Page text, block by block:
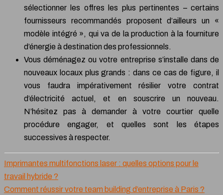
sélectionner les offres les plus pertinentes – certains
fournisseurs recommandés proposent d’ailleurs un «
modèle intégré », qui va de la production à la fourniture
d’énergie à destination des professionnels.
Vous déménagez ou votre entreprise s’installe dans de
nouveaux locaux plus grands : dans ce cas de figure, il
vous faudra impérativement résilier votre contrat
d’électricité actuel, et en souscrire un nouveau.
N’hésitez pas à demander à votre courtier quelle
procédure engager, et quelles sont les étapes
successives à respecter.
Imprimantes multifonctions laser : quelles options pour le
travail hybride ?
Comment réussir votre team building d’entreprise à Paris ?